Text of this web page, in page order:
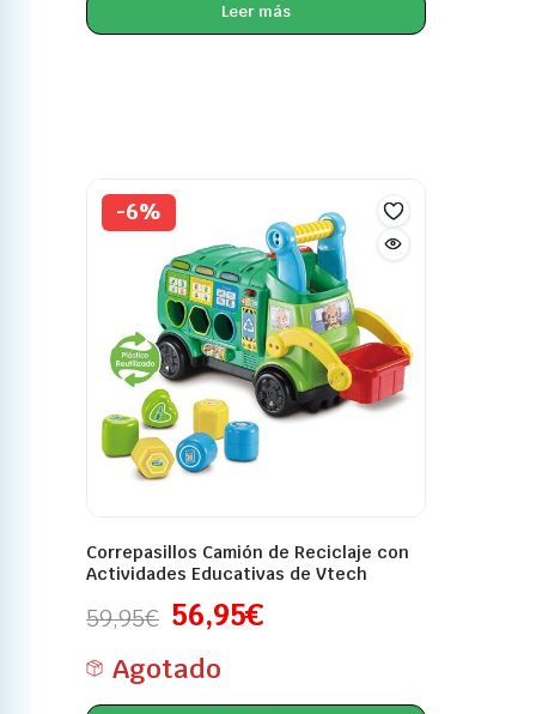
Leer más
-6%
Correpasillos Camión de Reciclaje con
Actividades Educativas de Vtech
59,95€ 56,95€
Agotado